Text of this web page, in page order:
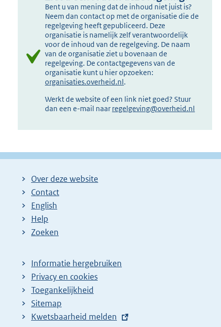
Bent u van mening dat de inhoud niet juist is?
Neem dan contact op met de organisatie die de
regelgeving heeft gepubliceerd. Deze
organisatie is namelijk zelf verantwoordelijk
voor de inhoud van de regelgeving. De naam
van de organisatie ziet u bovenaan de
regelgeving. De contactgegevens van de
organisatie kunt u hier opzoeken:
organisaties.overheid.nl.
Werkt de website of een link niet goed? Stuur
dan een e-mail naar regelgeving@overheid.nl
Over deze website
Contact
English
Help
Zoeken
Informatie hergebruiken
Privacy en cookies
Toegankelijkheid
Sitemap
E
Kwetsbaarheid melden